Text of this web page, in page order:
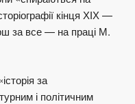
кінця ХІХ —
за все — на праці М.
за
і політичним